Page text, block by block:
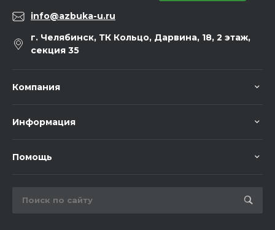
info@azbuka-u.ru
г. Челябинск, ТК Кольцо, Дарвина, 18, 2 этаж,
секция 35
Компания
Информация
Помощь